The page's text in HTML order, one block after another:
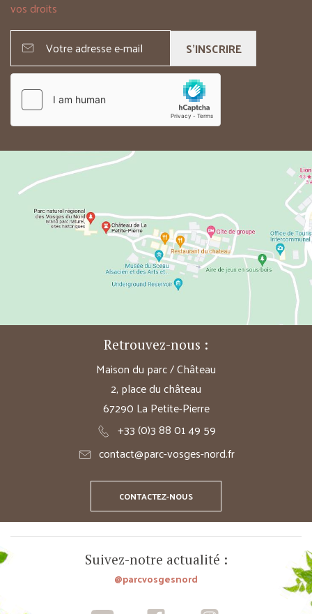
vos droits
S'INSCRIRE
Retrouvez-nous :
Maison du parc / Château
2, place du château
67290 La Petite-Pierre
+33 (0)3 88 01 49 59
contact@parc-vosges-nord.fr
CONTACTEZ-NOUS
Suivez-notre actualité :
@parcvosgesnord